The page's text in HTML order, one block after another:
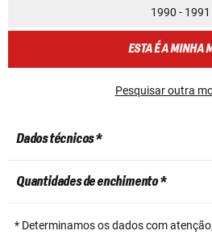
1990 - 1991
ESTA É A MINHA
Pesquisar outra
Dados técnicos *
Quantidades de enchimento *
* Determinamos os dados com